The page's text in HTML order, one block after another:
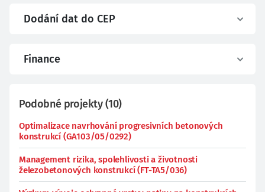
Dodání dat do CEP
Finance
Podobné projekty(10)
Optimalizace navrhování progresivních betonových
konstrukcí (GA103/05/0292)
Management rizika, spolehlivosti a životnosti
železobetonových konstrukcí (FT-TA5/036)